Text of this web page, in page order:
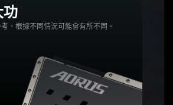
，根據不同情況可能會有所不同。